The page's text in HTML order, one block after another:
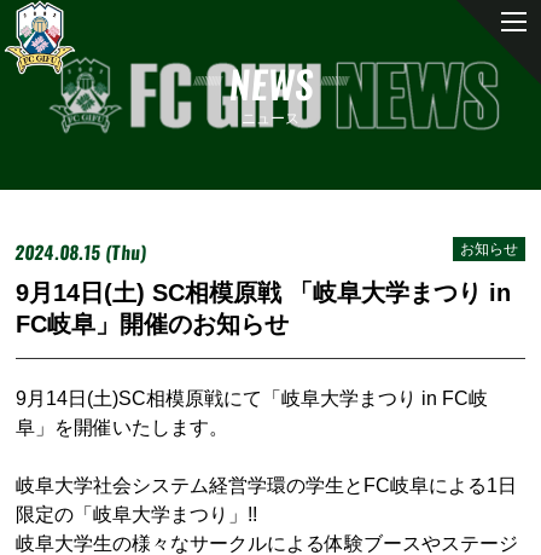
NEWS
ニュース
2024.08.15 (Thu) お知らせ
9月14日(土) SC相模原戦 「岐阜大学まつり in
FC岐阜」開催のお知らせ
9月14日(土)SC相模原戦にて「岐阜大学まつり in FC岐
阜」を開催いたします。
岐阜大学社会システム経営学環の学生とFC岐阜による1日
限定の「岐阜大学まつり」!!
岐阜大学生の様々なサークルによる体験ブースやステージ